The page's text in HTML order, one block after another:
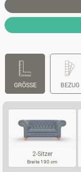
GRÖSSE BEZUG
2-Sitzer
Breite 190 cm